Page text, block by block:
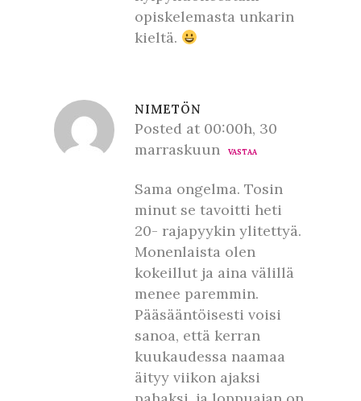
opiskelemasta unkarin
kieltä.
NIMETÖN
Posted at 00:00h, 30
marraskuun
VASTAA
Sama ongelma. Tosin
minut se tavoitti heti
20- rajapyykin ylitettyä.
Monenlaista olen
kokeillut ja aina välillä
menee paremmin.
Pääsääntöisesti voisi
sanoa, että kerran
kuukaudessa naamaa
äityy viikon ajaksi